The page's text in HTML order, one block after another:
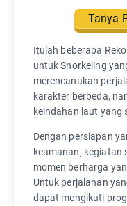
Tanya
Itulah beberapa
untuk Snorkeling
merencanakan
karakter berbeda,
keindahan laut yang
Dengan persiapan
keamanan, kegiatan
momen berharga
Untuk perjalanan
dapat mengikuti